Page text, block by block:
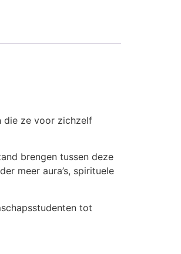
die ze voor zichzelf
brengen tussen deze
meer aura’s, spirituele
tot